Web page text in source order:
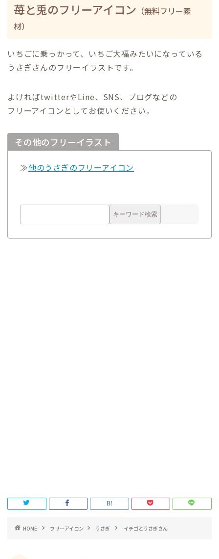
苺と兎のフリーアイコン （無料フリー素
材）
いちごに乗っかって、いちご大福みたいになっている
うさぎさんのフリーイラストです。
よければtwitterやLine、SNS、ブログなどの
フリーアイコンとしてお使いください。
その他のフリーイラスト
≫他のうさぎのフリーアイコン
HOME フリーアイコン うさぎ イチゴとうさぎさん